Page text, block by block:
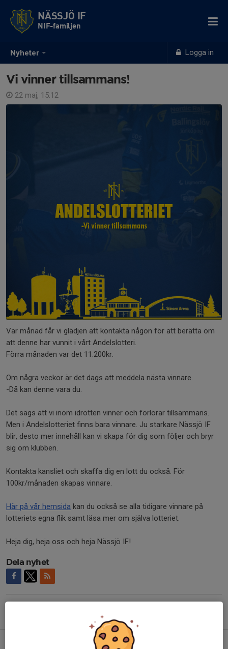
Nyheter Logga in
NÄSSJÖ IF
NIF-familjen
Vi vinner tillsammans!
22 maj, 15:12
Var månad får vi glädjen att kontakta någon för att berätta om
att denne har vunnit i vårt Andelslotteri.
Förra månaden var det 11.200kr.
Om några veckor är det dags att meddela nästa vinnare.
-Då kan denne vara du.
Det sägs att vi inom idrotten vinner och förlorar tillsammans.
Men i Andelslotteriet finns bara vinnare. Ju starkare Nässjö IF
blir, desto mer innehåll kan vi skapa för dig som följer och bryr
sig om klubben.
Kontakta kansliet och skaffa dig en lott du också. För
100kr/månaden skapas vinnare.
Här på vår hemsida kan du också se alla tidigare vinnare på
lotteriets egna flik samt läsa mer om själva lotteriet.
Heja dig, heja oss och heja Nässjö IF!
Dela nyhet
Klubbshoppen redo inför skolstarten